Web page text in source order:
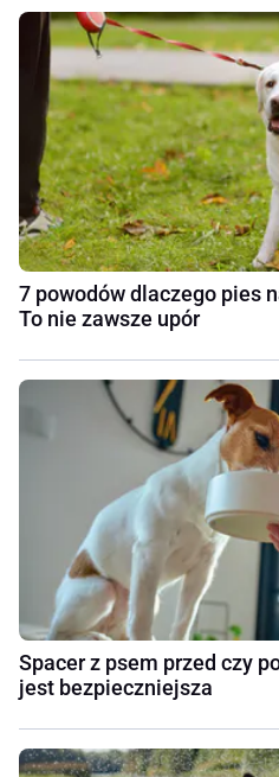
7 powodów dlaczego pies
To nie zawsze upór
Spacer z psem przed czy
jest bezpieczniejsza